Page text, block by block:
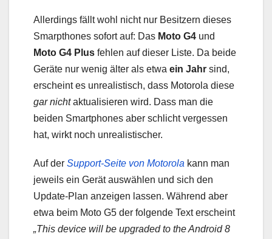
Allerdings fällt wohl nicht nur Besitzern dieses
Smarpthones sofort auf: Das Moto G4 und
Moto G4 Plus fehlen auf dieser Liste. Da beide
Geräte nur wenig älter als etwa ein Jahr sind,
erscheint es unrealistisch, dass Motorola diese
gar nichtaktualisieren wird. Dass man die
beiden Smartphones aber schlicht vergessen
hat, wirkt noch unrealistischer.
Auf der Support-Seite von Motorola kann man
jeweils ein Gerät auswählen und sich den
Update-Plan anzeigen lassen. Während aber
etwa beim Moto G5 der folgende Text erscheint
„This device will be upgraded to the Android 8